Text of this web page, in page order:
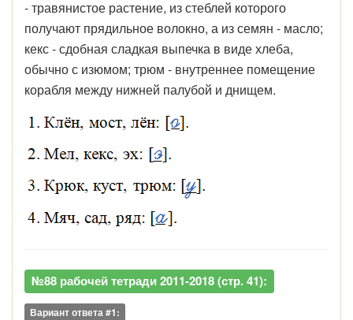
-травянистое растение, из стеблей которого
получают прядильное волокно, а из семян - масло;
кекс - сдобная сладкая выпечка в виде хлеба,
обычно с изюмом; трюм - внутреннее помещение
корабля между нижней палубой и днищем.
№88 рабочей тетради 2011-2018 (стр. 41):
Вариант ответа #1: